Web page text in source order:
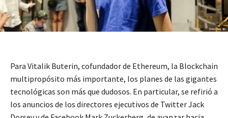
Para Vitalik Buterin, cofundador de Ethereum, la Blockchain
multipropósito más importante, los planes de las gigantes
tecnológicas son más que dudosos. En particular, se refirió a
los anuncios de los directores ejecutivos de Twitter Jack